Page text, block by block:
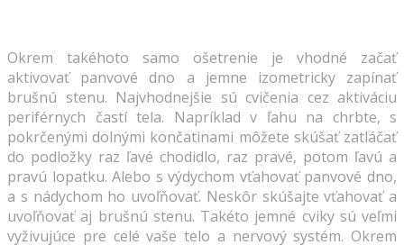
Okrem takéhoto samo ošetrenie je vhodné začať
aktivovať panvové dno a jemne izometricky zapínať
brušnú stenu. Najvhodnejšie sú cvičenia cez aktiváciu
periférnych častí tela. Napríklad v ľahu na chrbte, s
pokrčenými dolnými končatinami môžete skúšať zatláčať
do podložky raz ľavé chodidlo, raz pravé, potom ľavú a
pravú lopatku. Alebo s výdychom vťahovať panvové dno,
a s nádychom ho uvoľňovať. Neskôr skúšajte vťahovať a
uvoľňovať aj brušnú stenu. Takéto jemné cviky sú veľmi
vyživujúce pre celé vaše telo a nervový systém. Okrem